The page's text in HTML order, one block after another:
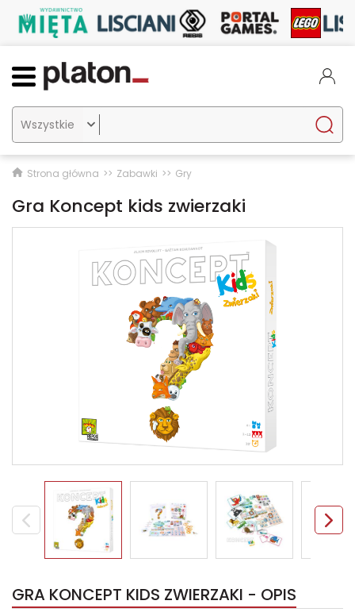

Strona główna Zabawki Gry
Gra Koncept kids zwierzaki
GRA KONCEPT KIDS ZWIERZAKI - OPIS